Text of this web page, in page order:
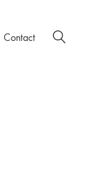
Contact